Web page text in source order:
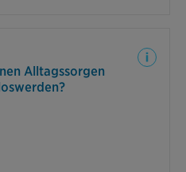
Alltagssorgen
oder die Entfernung
der PrimeHome-Schutzbrief